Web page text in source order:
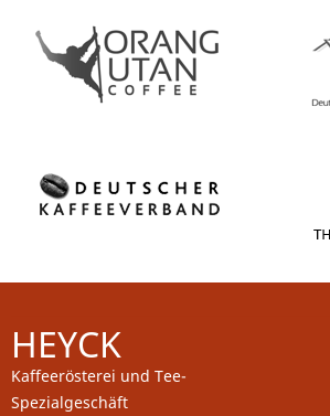
HEYCK
Kaffeerösterei und Tee-
Spezialgeschäft